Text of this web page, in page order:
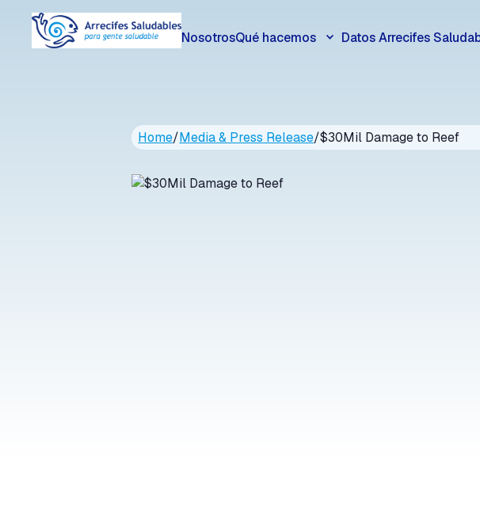
NosotrosQué hacemos Datos Arrecifes
Home/Media & Press Release/$30Mil Damage to Reef